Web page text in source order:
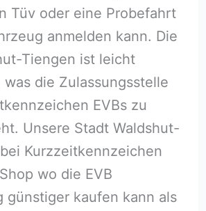
Tüv oder eine Probefahrt
anmelden kann. Die
Tiengen ist leicht
die Zulassungsstelle
EVBs zu
Unsere Stadt Waldshut-
Kurzzeitkennzeichen
wo die EVB
günstiger kaufen kann als